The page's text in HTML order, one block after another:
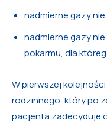
nadmierne gazy
nadmierne gazy
pokarmu, dla
W pierwszej
rodzinnego, który po
pacjenta zadecyduje